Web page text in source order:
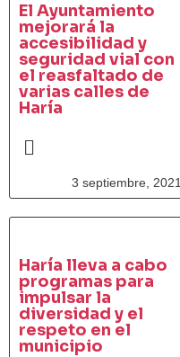
El Ayuntamiento
mejorará la
accesibilidad y
seguridad vial con
el reasfaltado de
varias calles de
Haría
3 septiembre, 2021
Haría lleva a cabo
programas para
impulsar la
diversidad y el
respeto en el
municipio